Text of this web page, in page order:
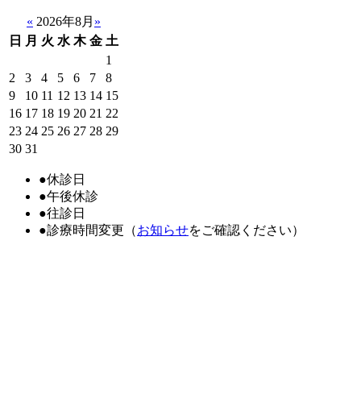
« 2026年8月 »
日
月 火 水 木 金 土
1
2
3 4 5 6 7
8
9
10 11 12 13 14 15
16 17 18 19 20 21 22
23 24 25 26 27 28 29
30 31
●休診日
●午後休診
●往診日
●診療時間変更（お知らせをご確認ください）